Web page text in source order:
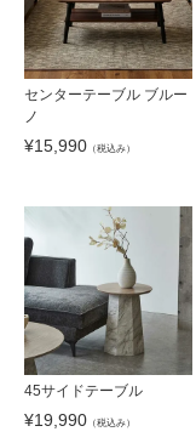
センターテーブル ブルー
ノ
¥15,990 （税込み）
45サイドテーブル
¥19,990 （税込み）